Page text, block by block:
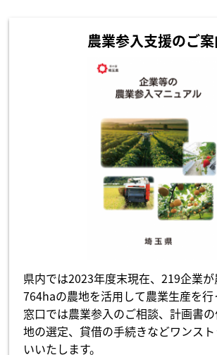
農業参入支援のご
県内では2023年度末現在、219企業が
764haの農地を活用して農業生産を行
窓口では農業参入のご相談、計画書
地の選定、貸借の手続きなどワンス
いいたします。